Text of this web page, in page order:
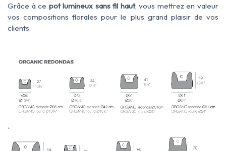
Grâce à ce pot lumineux sans fil haut, vous mettrez en valeur
vos compositions florales pour le plus grand plaisir de vos
clients.
`